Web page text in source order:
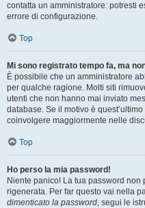
contatta un amministratore: potresti
errore di configurazione.
Top
Mi sono registrato tempo fa, ma
È possibile che un amministratore
per qualche ragione. Molti siti
utenti che non hanno mai inviato
database. Se il motivo è
coinvolgere maggiormente nelle
Top
Ho perso la mia password!
Niente panico! La tua password
rigenerata. Per far questo vai nella
dimenticato la password, segui le